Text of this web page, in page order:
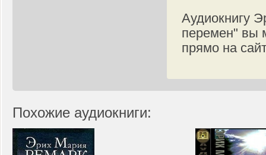
Аудиокнигу
перемен" вы
прямо на
Похожие аудиокниги: